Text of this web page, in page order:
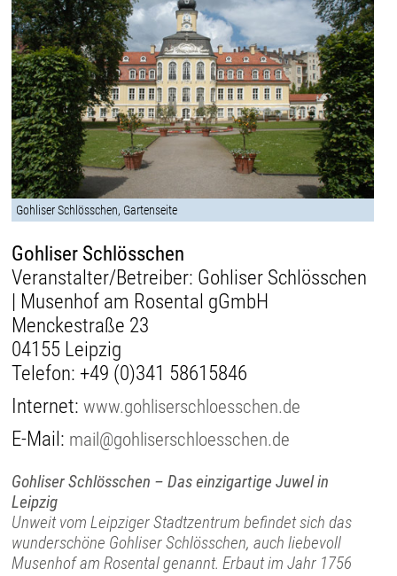
Gohliser Schlösschen, Gartenseite
Gohliser Schlösschen
Veranstalter/Betreiber: Gohliser Schlösschen
| Musenhof am Rosental gGmbH
Menckestraße 23
04155 Leipzig
Telefon: +49 (0)341 58615846
Internet:www.gohliserschloesschen.de
E-Mail: mail@gohliserschloesschen.de
Gohliser Schlösschen – Das einzigartige Juwel in
Leipzig
Unweit vom Leipziger Stadtzentrum befindet sich das
wunderschöne Gohliser Schlösschen, auch liebevoll
Musenhof am Rosental genannt. Erbaut im Jahr 1756